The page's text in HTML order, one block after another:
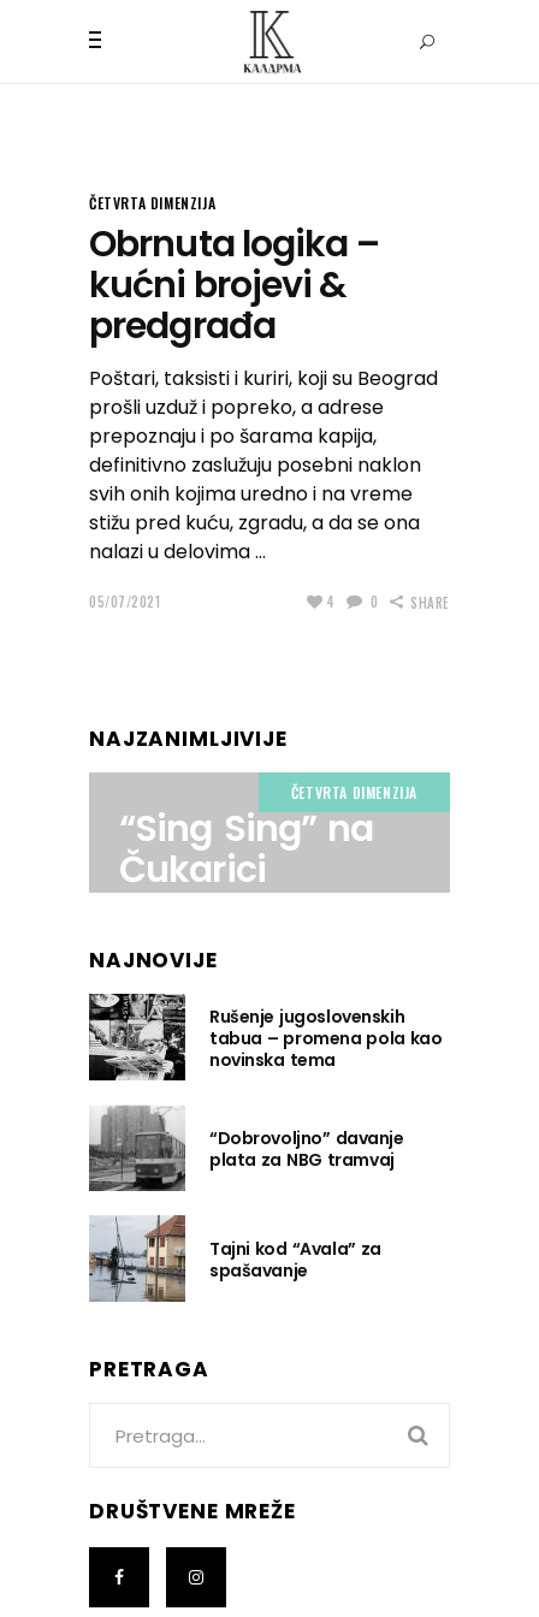
ČETVRTA DIMENZIJA
Obrnuta logika –
kućni brojevi &
predgrađa
Poštari, taksisti i kuriri, koji su Beograd
prošli uzduž i popreko, a adrese
prepoznaju i po šarama kapija,
definitivno zaslužuju posebni naklon
svih onih kojima uredno i na vreme
stižu pred kuću, zgradu, a da se ona
nalazi u delovima
05/07/2021 4 0 SHARE
NAJZANIMLJIVIJE
ČETVRTA DIMENZIJA
“Sing Sing” na
Čukarici
NAJNOVIJE
Rušenje jugoslovenskih
tabua – promena pola kao
novinska tema
“Dobrovoljno” davanje
plata za NBG tramvaj
Tajni kod “Avala” za
spašavanje
PRETRAGA
DRUŠTVENE MREŽE